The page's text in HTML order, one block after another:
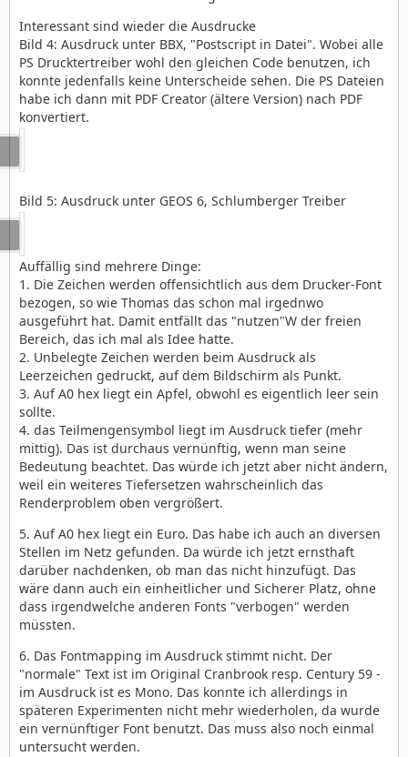
Interessant sind wieder die Ausdrucke
Bild 4: Ausdruck unter BBX, "Postscript in Datei". Wobei alle
PS Drucktertreiber wohl den gleichen Code benutzen, ich
konnte jedenfalls keine Unterscheide sehen. Die PS Dateien
habe ich dann mit PDF Creator (ältere Version) nach PDF
konvertiert.
Bild 5: Ausdruck unter GEOS 6, Schlumberger Treiber
Auffällig sind mehrere Dinge:
1. Die Zeichen werden offensichtlich aus dem Drucker-Font
bezogen, so wie Thomas das schon mal irgednwo
ausgeführt hat. Damit entfällt das "nutzen"W der freien
Bereich, das ich mal als Idee hatte.
2. Unbelegte Zeichen werden beim Ausdruck als
Leerzeichen gedruckt, auf dem Bildschirm als Punkt.
3. Auf A0 hex liegt ein Apfel, obwohl es eigentlich leer sein
sollte.
4. das Teilmengensymbol liegt im Ausdruck tiefer (mehr
mittig). Das ist durchaus vernünftig, wenn man seine
Bedeutung beachtet. Das würde ich jetzt aber nicht ändern,
weil ein weiteres Tiefersetzen wahrscheinlich das
Renderproblem oben vergrößert.
5. Auf A0 hex liegt ein Euro. Das habe ich auch an diversen
Stellen im Netz gefunden. Da würde ich jetzt ernsthaft
darüber nachdenken, ob man das nicht hinzufügt. Das
wäre dann auch ein einheitlicher und Sicherer Platz, ohne
dass irgendwelche anderen Fonts "verbogen" werden
müssten.
6. Das Fontmapping im Ausdruck stimmt nicht. Der
"normale" Text ist im Original Cranbrook resp. Century 59 -
im Ausdruck ist es Mono. Das konnte ich allerdings in
späteren Experimenten nicht mehr wiederholen, da wurde
ein vernünftiger Font benutzt. Das muss also noch einmal
untersucht werden.